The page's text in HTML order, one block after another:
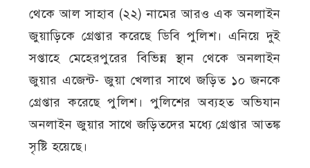
থেকে আল সাহাব (২২) নামের আরও এক অনলাইন
জুয়াড়িকে গ্রেপ্তার করেছে ডিবি পুলিশ। এনিয়ে দুই
সপ্তাহে মেহেরপুরের বিভিন্ন স্থান থেকে অনলাইন
জুয়ার এজেন্ট- জুয়া খেলার সাথে জড়িত ১০ জনকে
গ্রেপ্তার করেছে পুলিশ। পুলিশের অব্যহত অভিযান
অনলাইন জুয়ার সাথে জড়িতদের মধ্যে গ্রেপ্তার আতঙ্ক
সৃষ্টি হয়েছে।